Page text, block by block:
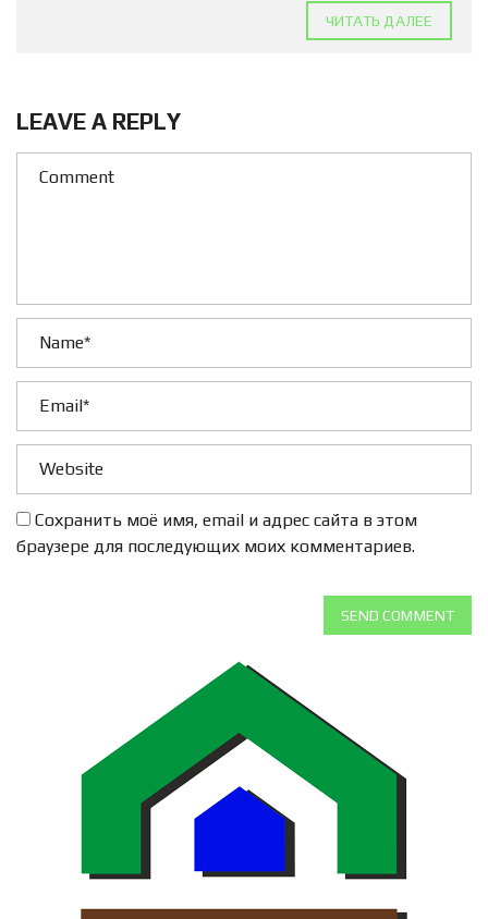
ЧИТАТЬ ДАЛЕЕ
LEAVE A REPLY
Сохранить моё имя, email и адрес сайта в этом
браузере для последующих моих комментариев.
SEND COMMENT